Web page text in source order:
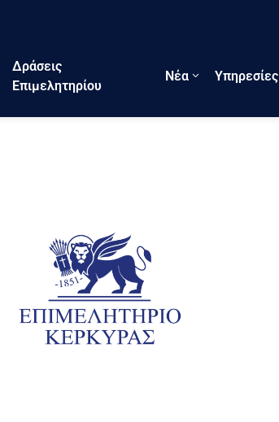
Δράσεις
Επιμελητηρίου
Νέα Υπηρεσίες